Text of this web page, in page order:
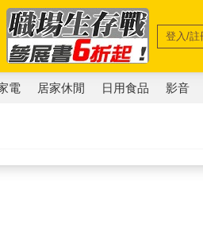
登入/註
電 居家休閒 日用食品 影音